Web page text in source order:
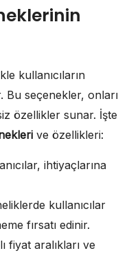
kullanıcıların
Bu seçenekler, onları
özellikler sunar. İşte
ve özellikleri:
ihtiyaçlarına
kullanıcılar
fırsatı edinir.
fiyat aralıkları ve